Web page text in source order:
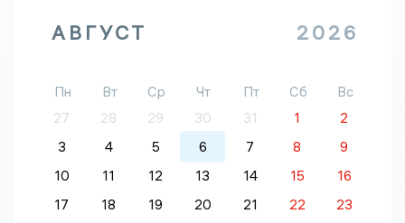
АВГУСТ 2026
Пн Вт Ср Чт Пт Сб
Вс
27
28 29 30 31 1
2
3
4 5 6 7 8
9
10
11 12 13 14 15
16
17
18 19 20 21 22
23